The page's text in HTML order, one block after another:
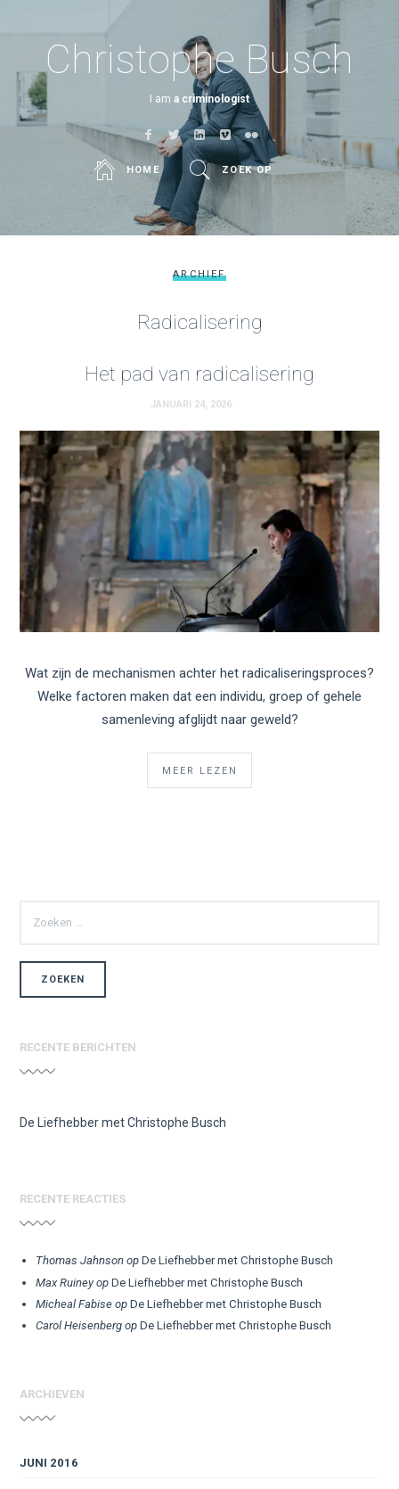
Christophe Busch
I am a criminologist
HOME ZOEK OP
ARCHIEF
Radicalisering
Het pad van radicalisering
JANUARI 24, 2026
Wat zijn de mechanismen achter het radicaliseringsproces?
Welke factoren maken dat een individu, groep of gehele
samenleving afglijdt naar geweld?
MEER LEZEN
NAAR:
RECENTE BERICHTEN
De Liefhebber met Christophe Busch
RECENTE REACTIES
Thomas Jahnson opDe Liefhebber met Christophe Busch
Max RuineyopDe Liefhebber met Christophe Busch
Micheal Fabise opDe Liefhebber met Christophe Busch
Carol Heisenberg opDe Liefhebber met Christophe Busch
ARCHIEVEN
JUNI 2016